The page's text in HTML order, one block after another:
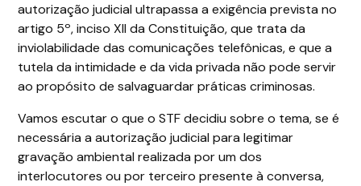
autorização judicial ultrapassa a exigência prevista no
artigo 5º, inciso XII da Constituição, que trata da
inviolabilidade das comunicações telefônicas, e que a
tutela da intimidade e da vida privada não pode servir
ao propósito de salvaguardar práticas criminosas.
Vamos escutar o que o STF decidiu sobre o tema, se é
necessária a autorização judicial para legitimar
gravação ambiental realizada por um dos
interlocutores ou por terceiro presente à conversa,